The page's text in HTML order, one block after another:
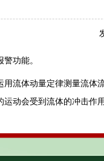
功能。
流体动量定律测量流体
动会受到流体的冲击作